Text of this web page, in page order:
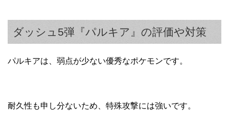
ダッシュ5弾『パルキア』の評価や対策
パルキアは、弱点が少ない優秀なポケモンです。
耐久性も申し分ないため、特殊攻撃には強いです。